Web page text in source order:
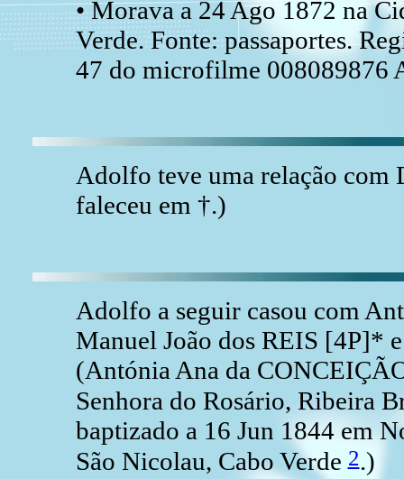
• Morava a 24 Ago 1872 na
Verde. Fonte: passaportes.
47 do microfilme 008089876
Adolfo teve uma relação com
faleceu em †.)
Adolfo a seguir casou com
Manuel João dos REIS [4P]*
(Antónia Ana da
Senhora do Rosário, Ribeira
baptizado a 16 Jun 1844 em
São Nicolau, Cabo Verde2.)